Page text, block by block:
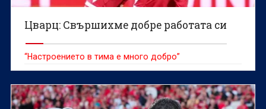
Цварц: Свършихме добре работата си
“Настроението в тима е много добро”